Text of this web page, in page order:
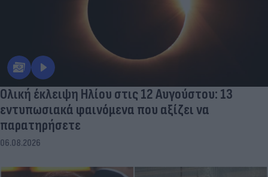
Ολική έκλειψη Ηλίου στις 12 Αυγούστου: 13
εντυπωσιακά φαινόμενα που αξίζει να
παρατηρήσετε
06.08.2026